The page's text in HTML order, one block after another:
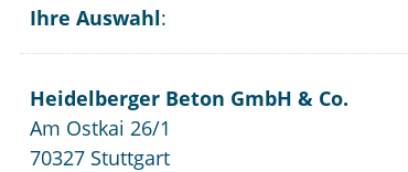
Ihre Auswahl:
Heidelberger Beton GmbH & Co.
Am Ostkai 26/1
70327 Stuttgart